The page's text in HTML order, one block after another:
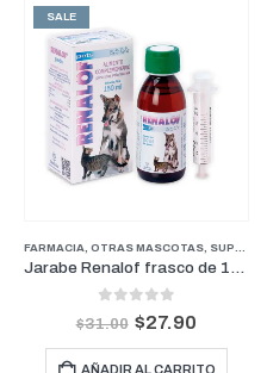
SALE
FARMACIA OTRAS MASCOTAS SUPLEMENTOS Y VITAMINAS
Jarabe Renalof frasco de 150 ML
out of 5
$31.00 $27.90
AÑADIR AL CARRITO